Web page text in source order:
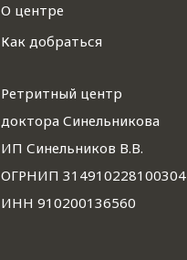
О центре
Как добраться
Ретритный центр
доктора Синельникова
ИП Синельников В.В.
ОГРНИП 314910228100304
ИНН 910200136560